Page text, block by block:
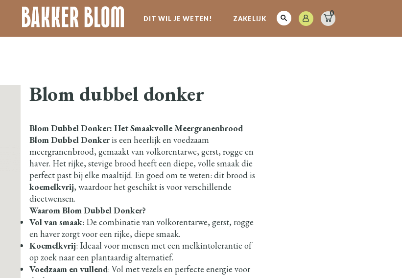
DIT WIL JE WETEN!
SERVICE
SPECIALITEITEN
NIEUWSBRIEF
ZAKELIJK
0
Blom dubbel donker
Blom Dubbel Donker: Het Smaakvolle Meergranenbrood
Blom Dubbel Donkeris een heerlijk en voedzaam
meergranenbrood, gemaakt van volkorentarwe, gerst, rogge en
haver. Het rijke, stevige brood heeft een diepe, volle smaak die
perfect past bij elke maaltijd. En goed om te weten: dit brood is
koemelkvrij, waardoor het geschikt is voor verschillende
dieetwensen.
Waarom Blom Dubbel Donker?
Vol van smaak: De combinatie van volkorentarwe, gerst, rogge
en haver zorgt voor een rijke, diepe smaak.
Koemelkvrij: Ideaal voor mensen met een melkintolerantie of
op zoek naar een plantaardig alternatief.
Voedzaam en vullend: Vol met vezels en perfecte energie voor